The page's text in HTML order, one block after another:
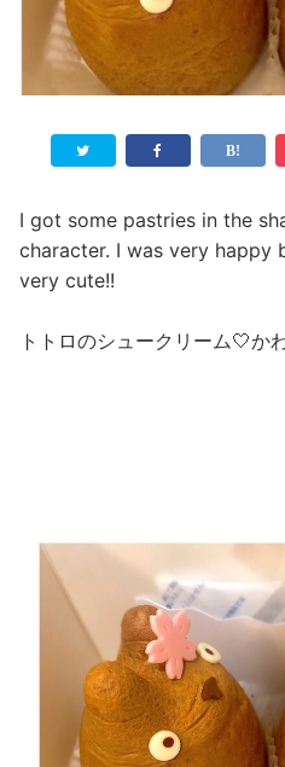
I got some pastries in the
character. I was very happy
very cute!!
トトロのシュークリーム🤍か